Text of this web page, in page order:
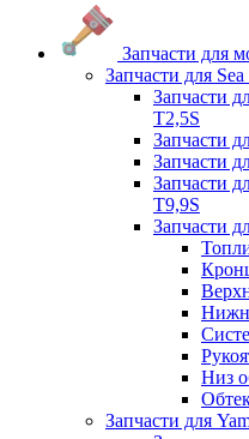
Запчасти для
Запчасти для Sea
Запчасти
Т2,5S
Запчасти
Запчасти
Запчасти
T9,9S
Запчасти
Низ
Запчасти для